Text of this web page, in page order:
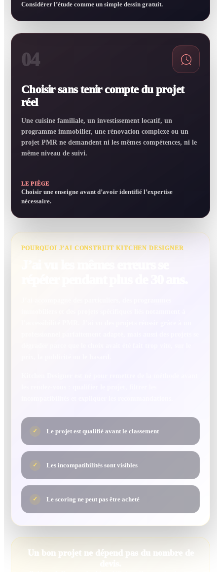
Considérer l’étude comme un simple dessin gratuit.
04
Choisir sans tenir compte du projet
réel
Une cuisine familiale, un investissement locatif, un
programme immobilier, une rénovation complexe ou un
projet PMR ne demandent ni les mêmes compétences, ni le
même niveau de suivi.
LE PIÈGE
Choisir une enseigne avant d’avoir identifié l’expertise
nécessaire.
POURQUOI J’AI CONSTRUIT KITCHEN DESIGNER
✓ Le projet est qualifié avant le classement
✓ Les incompatibilités sont visibles
✓ Le scoring ne peut pas être acheté
Un bon projet ne dépend pas du nombre de